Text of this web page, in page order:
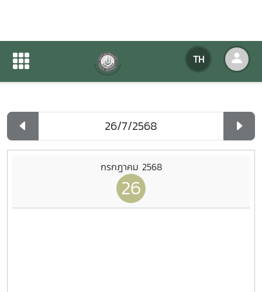
TH
ปฏิทินกิจกรรมของหน่วยงาน
ปฏิทินกิจกรรมของหน่วยงาน
กรกฎาคม 2568
26